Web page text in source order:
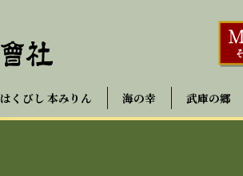
はくびし 本みりん 海の幸 武庫の郷